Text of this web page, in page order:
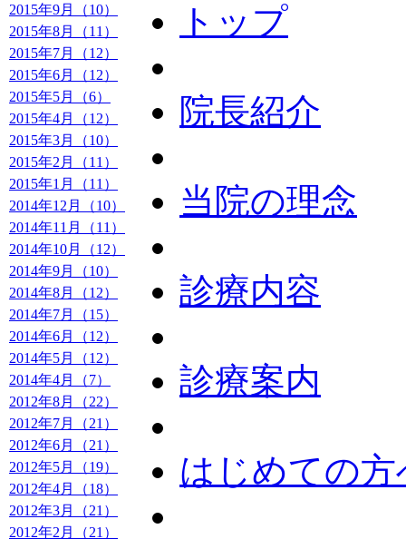
2015年9月（10）
2015年8月（11）
2015年7月（12）
2015年6月（12）
2015年5月（6）
2015年4月（12）
2015年3月（10）
2015年2月（11）
2015年1月（11）
2014年12月（10）
2014年11月（11）
2014年10月（12）
2014年9月（10）
2014年8月（12）
2014年7月（15）
2014年6月（12）
2014年5月（12）
2014年4月（7）
2012年8月（22）
2012年7月（21）
2012年6月（21）
2012年5月（19）
2012年4月（18）
2012年3月（21）
2012年2月（21）
トップ
院長紹介
当院の理念
診療内容
診療案内
はじめての方